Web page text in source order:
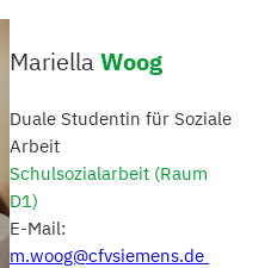
Mariella Woog
Duale Studentin für Soziale
Arbeit
Schulsozialarbeit (Raum
D1)
E-Mail:
m.woog@cfvsiemens.de